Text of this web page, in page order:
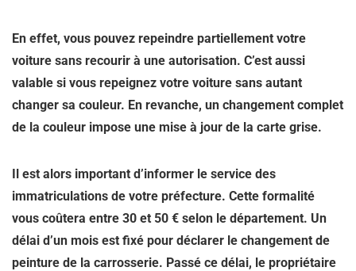
En effet, vous pouvez repeindre partiellement votre
voiture sans recourir à une autorisation. C’est aussi
valable si vous repeignez votre voiture sans autant
changer sa couleur. En revanche, un changement complet
de la couleur impose une mise à jour de la carte grise.
Il est alors important d’informer le service des
immatriculations de votre préfecture. Cette formalité
vous coûtera entre 30 et 50 € selon le département. Un
délai d’un mois est fixé pour déclarer le changement de
peinture de la carrosserie. Passé ce délai, le propriétaire